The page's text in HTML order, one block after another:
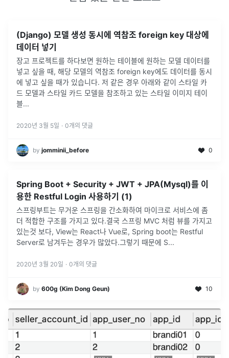
(Django) 모델 생성 동시에 역참조 foreign key 대상에
데이터 넣기
장고 프로젝트를 하다보면 원하는 테이블에 원하는 모델 데이터를
넣고 싶을 때, 해당 모델의 역참조 foreign key에도 데이터를 동시
에 넣고 싶을 때가 있습니다. 저 같은 경우 아래와 같이 스타일 카
드 모델과 스타일 카드 모델을 참조하고 있는 스타일 이미지 테이
블...
2020년 3월 5일 · 0개의 댓글
by jomminii_before 0
Spring Boot + Security + JWT + JPA(Mysql)를 이
용한 Restful Login 사용하기 (1)
스프링부트는 무거운 스프링을 간소화하여 마이크로 서비스에 좀
더 적합한 구조를 가지고 있다.결국 스프링 MVC 처럼 뷰를 가지고
있는것 보다, View는 React나 Vue로, Spring boot는 Restful
Server로 남겨두는 경우가 많았다.그렇기 때문에 S...
2020년 3월 20일 · 0개의 댓글
by 600g (Kim Dong Geun) 10